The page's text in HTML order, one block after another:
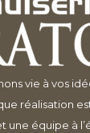
vie à vos
réalisation
une équipe à